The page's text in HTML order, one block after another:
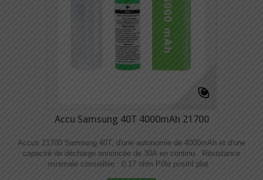
Accu Samsung 40T 4000mAh 21700
Accus 21700 Samsung 40T, d'une autonomie de 4000mAh et d'une
capacité de décharge annoncée de 30A en continu. Résistance
minimale conseillée : 0.17 ohm Pôle positif plat